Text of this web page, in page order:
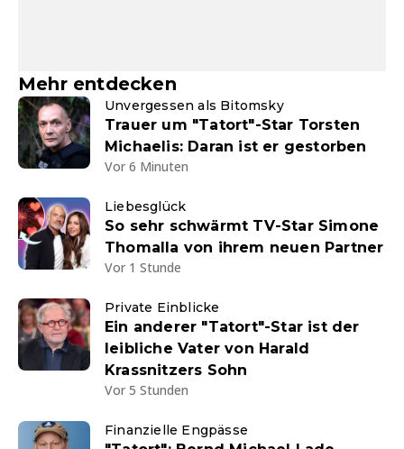
Mehr entdecken
Unvergessen als Bitomsky
Trauer um "Tatort"-Star Torsten
Michaelis: Daran ist er gestorben
Vor 6 Minuten
Liebesglück
So sehr schwärmt TV-Star Simone
Thomalla von ihrem neuen Partner
Vor 1 Stunde
Private Einblicke
Ein anderer "Tatort"-Star ist der
leibliche Vater von Harald
Krassnitzers Sohn
Vor 5 Stunden
Finanzielle Engpässe